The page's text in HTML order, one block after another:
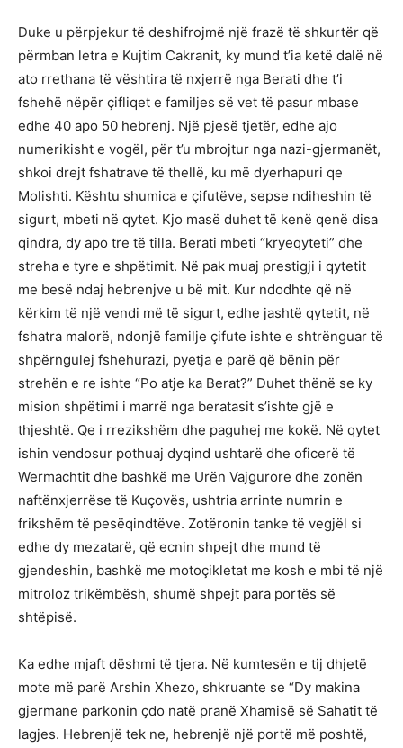
Duke u përpjekur të deshifrojmë një frazë të shkurtër që
përmban letra e Kujtim Cakranit, ky mund t’ia ketë dalë në
ato rrethana të vështira të nxjerrë nga Berati dhe t’i
fshehë nëpër çifliqet e familjes së vet të pasur mbase
edhe 40 apo 50 hebrenj. Një pjesë tjetër, edhe ajo
numerikisht e vogël, për t’u mbrojtur nga nazi-gjermanët,
shkoi drejt fshatrave të thellë, ku më dyerhapuri qe
Molishti. Kështu shumica e çifutëve, sepse ndiheshin të
sigurt, mbeti në qytet. Kjo masë duhet të kenë qenë disa
qindra, dy apo tre të tilla. Berati mbeti “kryeqyteti” dhe
streha e tyre e shpëtimit. Në pak muaj prestigji i qytetit
me besë ndaj hebrenjve u bë mit. Kur ndodhte që në
kërkim të një vendi më të sigurt, edhe jashtë qytetit, në
fshatra malorë, ndonjë familje çifute ishte e shtrënguar të
shpërngulej fshehurazi, pyetja e parë që bënin për
strehën e re ishte “Po atje ka Berat?” Duhet thënë se ky
mision shpëtimi i marrë nga beratasit s’ishte gjë e
thjeshtë. Qe i rrezikshëm dhe paguhej me kokë. Në qytet
ishin vendosur pothuaj dyqind ushtarë dhe oficerë të
Wermachtit dhe bashkë me Urën Vajgurore dhe zonën
naftënxjerrëse të Kuçovës, ushtria arrinte numrin e
frikshëm të pesëqindtëve. Zotëronin tanke të vegjël si
edhe dy mezatarë, që ecnin shpejt dhe mund të
gjendeshin, bashkë me motoçikletat me kosh e mbi të një
mitroloz trikëmbësh, shumë shpejt para portës së
shtëpisë.
Ka edhe mjaft dëshmi të tjera. Në kumtesën e tij dhjetë
mote më parë Arshin Xhezo, shkruante se “Dy makina
gjermane parkonin çdo natë pranë Xhamisë së Sahatit të
lagjes. Hebrenjë tek ne, hebrenjë një portë më poshtë,